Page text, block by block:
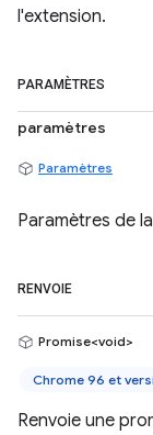
l'extension.
PARAMÈTRES
paramètres
Paramètres
Paramètres de
RENVOIE
Promise<void>
Chrome 96 et
Renvoie une